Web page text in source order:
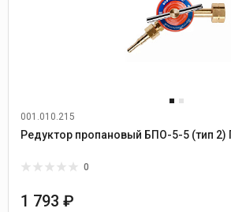
001.010.215
0
1 793 ₽